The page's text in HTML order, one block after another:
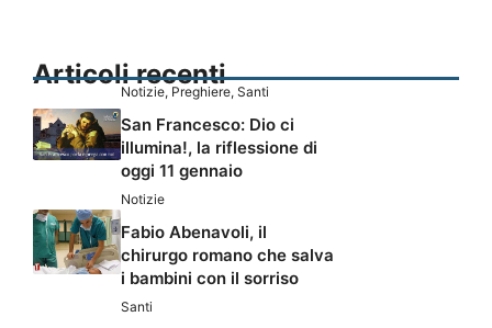
Articoli recenti
Notizie, Preghiere, Santi
San Francesco: Dio ci
illumina!, la riflessione di
oggi 11 gennaio
Notizie
Fabio Abenavoli, il
chirurgo romano che salva
i bambini con il sorriso
Santi